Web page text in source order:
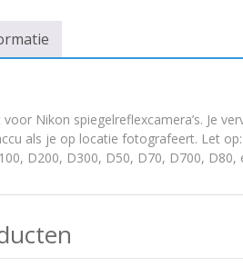
voor Nikon spiegelreflexcamera’s. Je
als je op locatie fotografeert. Let
D200, D300, D50, D70, D700, D80,